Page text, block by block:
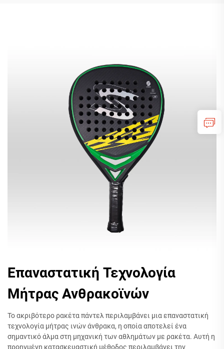
Επαναστατική Τεχνολογία
Μήτρας Ανθρακοϊνών
Το ακριβότερο ρακέτα πάντελ περιλαμβάνει μια επαναστατική
τεχνολογία μήτρας ινών άνθρακα, η οποία αποτελεί ένα
σημαντικό άλμα στη μηχανική των αθλημάτων με ρακέτα. Αυτή η
προηγμένη κατασκευαστική μέθοδος περιλαμβάνει την